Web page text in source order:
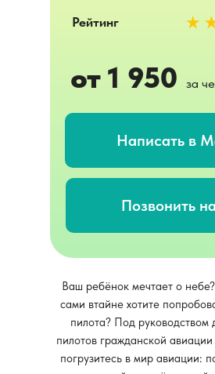
Ваш ребёнок мечтает о
сами втайне хотите
пилота? Под руководством
пилотов гражданской
погрузитесь в мир авиации:
Рейтинг
от 1 950 за
Написать в
Позвонить